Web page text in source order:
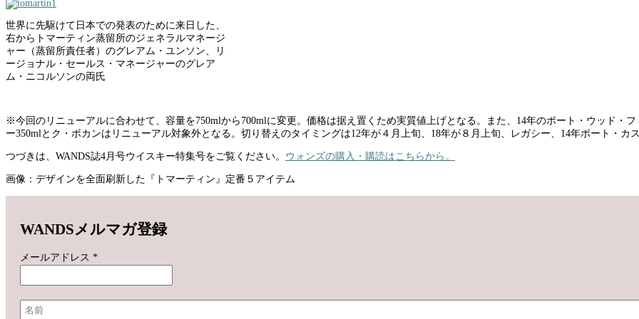
世界に先駆けて日本での発表のために来日した、
右からトマーティン蒸留所のジェネラルマネージ
ャー（蒸留所責任者）のグレアム・ユンソン、リ
ージョナル・セールス・マネージャーのグレア
ム・ニコルソンの両氏
※今回のリニューアルに合わせて、容量を750mlから700mlに変更。価格は据え置くため実質値上げとなる。また、14年のポート・ウッド・
ー350mlとク・ボカンはリニューアル対象外となる。切り替えのタイミングは12年が４月上旬、18年が８月上旬、レガシー、14年ポート・カ
つづきは、WANDS誌4月号ウイスキー特集号をご覧ください。 ウォンズの購入・購読はこちらから。
画像：デザインを全面刷新した『トマーティン』定番５アイテム
WANDSメルマガ登録
メールアドレス *